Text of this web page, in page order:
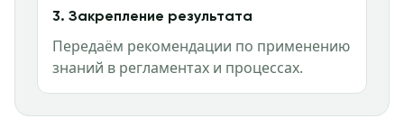
3. Закрепление результата
Передаём рекомендации по применению
знаний в регламентах и процессах.